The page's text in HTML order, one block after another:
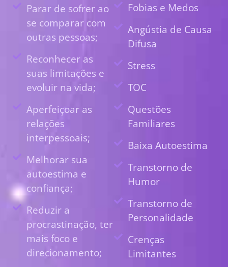
Parar de sofrer ao
se comparar com
outras pessoas;
Reconhecer as
suas limitações e
evoluir na vida;
Aperfeiçoar as
relações
interpessoais;
Melhorar sua
autoestima e
confiança;
Reduzir a
procrastinação, ter
mais foco e
direcionamento;
Fobias e Medos
Angústia de Causa
Difusa
Stress
TOC
Questões
Familiares
Baixa Autoestima
Transtorno de
Humor
Transtorno de
Personalidade
Crenças
Limitantes